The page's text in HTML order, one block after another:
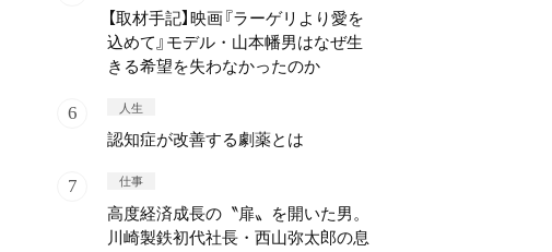
【取材手記】映画『ラーゲリより愛を
込めて』モデル・山本幡男はなぜ生
きる希望を失わなかったのか
人生
認知症が改善する劇薬とは
仕事
高度経済成長の〝扉〟を開いた男。
川崎製鉄初代社長・西山弥太郎の息